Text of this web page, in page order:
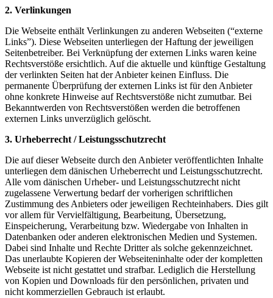
2. Verlinkungen
Die Webseite enthält Verlinkungen zu anderen Webseiten (“externe
Links”). Diese Webseiten unterliegen der Haftung der jeweiligen
Seitenbetreiber. Bei Verknüpfung der externen Links waren keine
Rechtsverstöße ersichtlich. Auf die aktuelle und künftige Gestaltung
der verlinkten Seiten hat der Anbieter keinen Einfluss. Die
permanente Überprüfung der externen Links ist für den Anbieter
ohne konkrete Hinweise auf Rechtsverstöße nicht zumutbar. Bei
Bekanntwerden von Rechtsverstößen werden die betroffenen
externen Links unverzüglich gelöscht.
3. Urheberrecht / Leistungsschutzrecht
Die auf dieser Webseite durch den Anbieter veröffentlichten Inhalte
unterliegen dem dänischen Urheberrecht und Leistungsschutzrecht.
Alle vom dänischen Urheber- und Leistungsschutzrecht nicht
zugelassene Verwertung bedarf der vorherigen schriftlichen
Zustimmung des Anbieters oder jeweiligen Rechteinhabers. Dies gilt
vor allem für Vervielfältigung, Bearbeitung, Übersetzung,
Einspeicherung, Verarbeitung bzw. Wiedergabe von Inhalten in
Datenbanken oder anderen elektronischen Medien und Systemen.
Dabei sind Inhalte und Rechte Dritter als solche gekennzeichnet.
Das unerlaubte Kopieren der Webseiteninhalte oder der kompletten
Webseite ist nicht gestattet und strafbar. Lediglich die Herstellung
von Kopien und Downloads für den persönlichen, privaten und
nicht kommerziellen Gebrauch ist erlaubt.